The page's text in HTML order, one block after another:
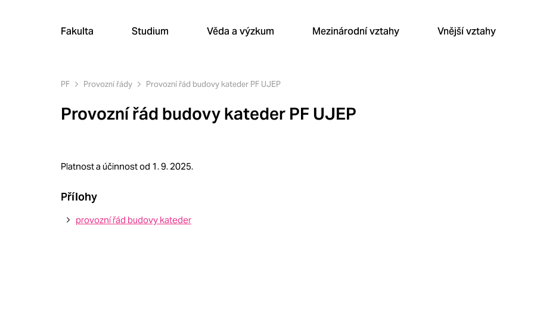
Fakulta Studium Věda a výzkum Mezinárodní vztahy Vnější vztahy
PF Provozní řády Provozní řád budovy kateder PF UJEP
Provozní řád budovy kateder PF UJEP
Platnost a účinnost od 1. 9. 2025.
Přílohy
provozní řád budovy kateder